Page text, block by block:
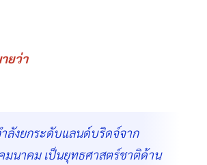
ยว่า
ำลังยกระดับแลนด์บริดจ์จาก
มนาคม เป็นยุทธศาสตร์ชาติด้าน